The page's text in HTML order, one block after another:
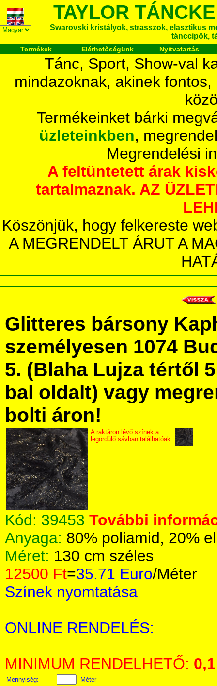
TAYLOR
Swarovski kristályok, strasszok, elasztikus
tánccipők,
Termékek Elérhetőségünk Nyitvatartás
Tánc, Sport, Show-val
mindazoknak, akinek
Termékeinket bárki
üzleteinkben,
Megrendelési
A feltüntetett árak
tartalmaznak. AZ
Köszönjük, hogy felkereste
A MEGRENDELT ÁRUT A
Glitteres bársony
személyesen 1074
5. (Blaha Lujza tértől
bal oldalt) vagy
bolti áron!
A raktáron lévő színek a
legördülő sávban találhatóak.
Kód: 39453 További
Anyaga: 80% poliamid, 20%
Méret: 130 cm széles
12500 Ft=35.71 Euro/Méter
Színek nyomtatása
ONLINE RENDELÉS:
MINIMUM RENDELHETŐ: 0,1
Mennyiség:
Méter